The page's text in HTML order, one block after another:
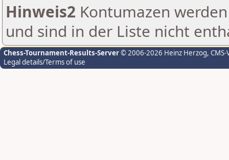
Hinweis2 Kontumazen
und sind in der Liste nicht
Chess-Tournament-Results-Server© 2006-2026 Heinz Herzog,
Legal details/Terms of use